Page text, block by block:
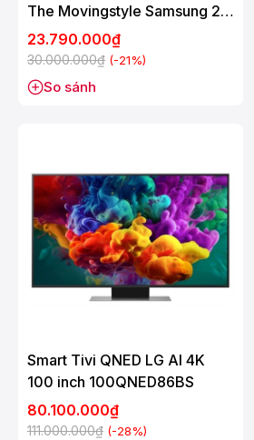
The Movingstyle Samsung 27
Inch UA27LSM7FAXXXV
23.790.000₫
30.000.000₫ (-21%)
So sánh
Smart Tivi QNED LG AI 4K
100 inch 100QNED86BS
80.100.000₫
111.000.000₫ (-28%)